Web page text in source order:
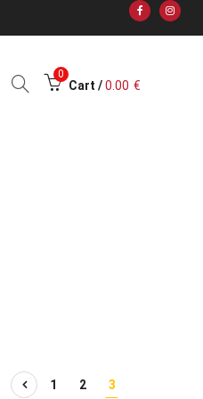
0
Cart / 0.00 €
1 2 3